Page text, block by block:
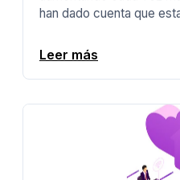
han dado cuenta que
Leer más